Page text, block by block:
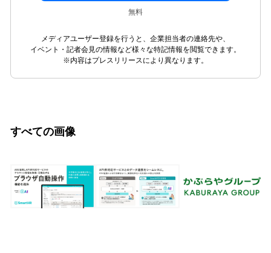
無料
メディアユーザー登録を行うと、企業担当者の連絡先や、
イベント・記者会見の情報など様々な特記情報を閲覧できます。
※内容はプレスリリースにより異なります。
すべての画像